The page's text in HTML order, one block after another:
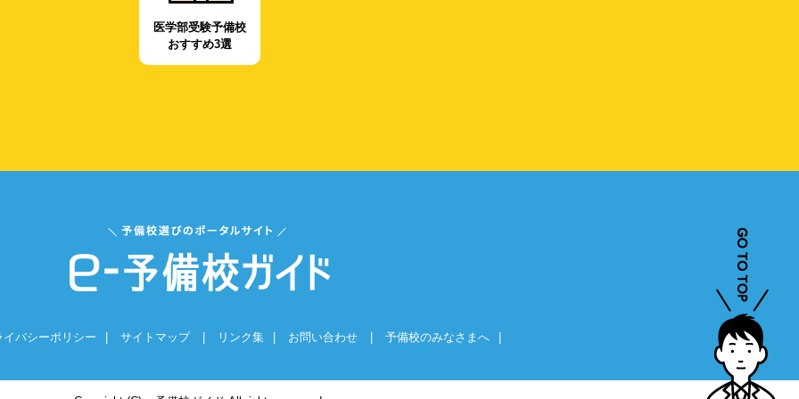
医学部受験予備校
おすすめ3選
イバシーポリシー サイトマップ リンク集 お問い合わせ 予備校のみなさまへ